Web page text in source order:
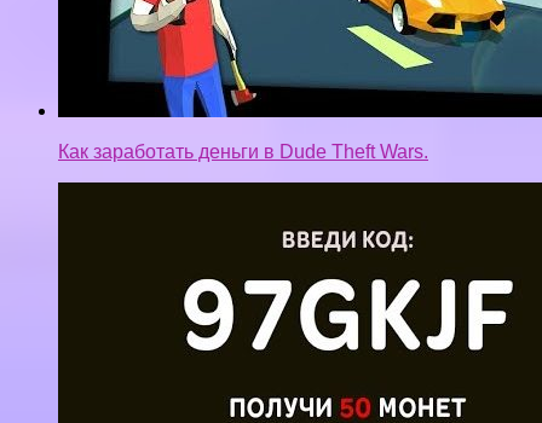
Как заработать деньги в Dude Theft Wars.